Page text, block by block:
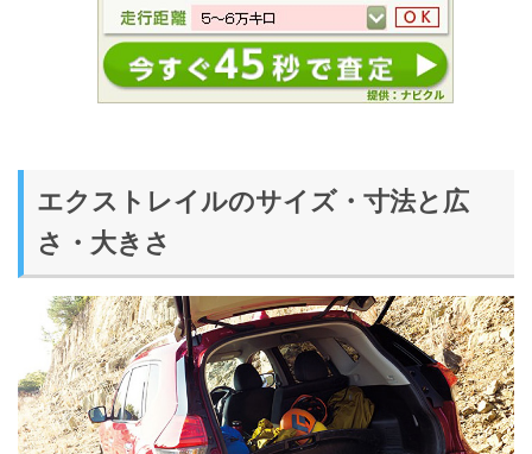
エクストレイルのサイズ・寸法と広
さ・大きさ